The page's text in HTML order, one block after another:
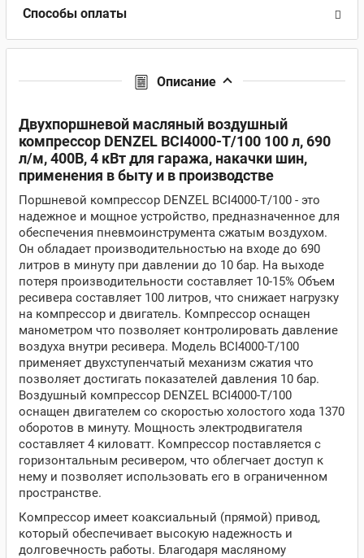
Способы оплаты
Описание
Двухпоршневой масляный воздушный
компрессор DENZEL BCI4000-T/100 100 л, 690
л/м, 400В, 4 кВт для гаража, накачки шин,
применения в быту и в производстве
Поршневой компрессор DENZEL BCI4000-T/100 - это
надежное и мощное устройство, предназначенное для
обеспечения пневмоинструмента сжатым воздухом.
Он обладает производительностью на входе до 690
литров в минуту при давлении до 10 бар. На выходе
потеря производительности составляет 10-15% Объем
ресивера составляет 100 литров, что снижает нагрузку
на компрессор и двигатель. Компрессор оснащен
манометром что позволяет контролировать давление
воздуха внутри ресивера. Модель BCI4000-T/100
применяет двухступенчатый механизм сжатия что
позволяет достигать показателей давления 10 бар.
Воздушный компрессор DENZEL BCI4000-T/100
оснащен двигателем со скоростью холостого хода 1370
оборотов в минуту. Мощность электродвигателя
составляет 4 киловатт. Компрессор поставляется c
горизонтальным ресивером, что облегчает доступ к
нему и позволяет использовать его в ограниченном
пространстве.
Компрессор имеет коаксиальный (прямой) привод,
который обеспечивает высокую надежность и
долговечность работы. Благодаря масляному